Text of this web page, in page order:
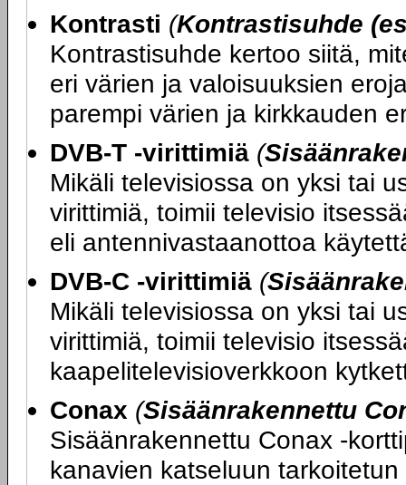
Kontrasti (Kontrastisuhde
Kontrastisuhde kertoo siitä,
eri värien ja valoisuuksien
parempi värien ja kirkkauden
DVB-T -virittimiä (
Mikäli televisiossa on yksi tai
virittimiä, toimii televisio
eli antennivastaanottoa
DVB-C -virittimiä (
Mikäli televisiossa on yksi tai
virittimiä, toimii televisio
kaapelitelevisioverkkoon
Conax (Sisäänrakennettu
Sisäänrakennettu Conax -
kanavien katseluun